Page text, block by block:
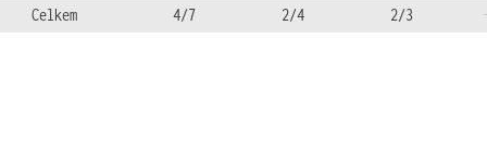
Celkem
4/7 2/4 2/3